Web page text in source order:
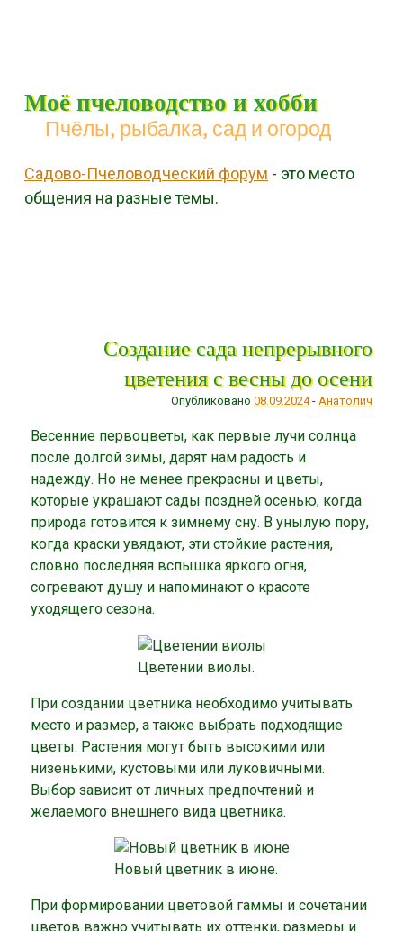
Моё пчеловодство и хобби
Пчёлы, рыбалка, сад и огород
Садово-Пчеловодческий форум - это место
общения на разные темы.
Создание сада непрерывного
цветения с весны до осени
Опубликовано 08.09.2024- Анатолич
Весенние первоцветы, как первые лучи солнца
после долгой зимы, дарят нам радость и
надежду. Но не менее прекрасны и цветы,
которые украшают сады поздней осенью, когда
природа готовится к зимнему сну. В унылую пору,
когда краски увядают, эти стойкие растения,
словно последняя вспышка яркого огня,
согревают душу и напоминают о красоте
уходящего сезона.
Цветении виолы.
При создании цветника необходимо учитывать
место и размер, а также выбрать подходящие
цветы. Растения могут быть высокими или
низенькими, кустовыми или луковичными.
Выбор зависит от личных предпочтений и
желаемого внешнего вида цветника.
Новый цветник в июне.
При формировании цветовой гаммы и сочетании
цветов важно учитывать их оттенки, размеры и